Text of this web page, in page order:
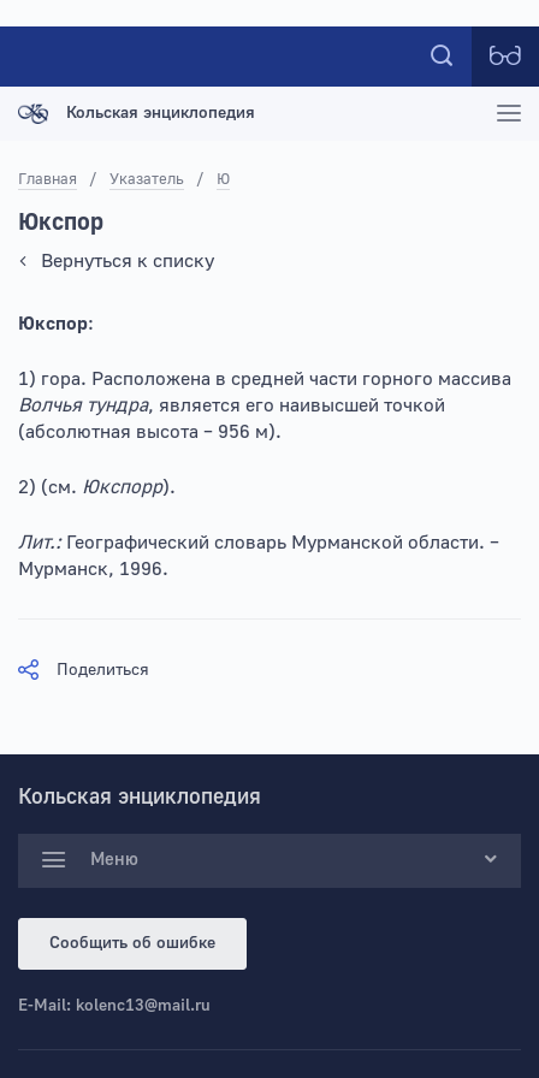
Кольская энциклопедия
Главная / Указатель / Ю
Юкспор
Вернуться к списку
Юкспор:
1) гора. Расположена в средней части горного массива
Волчья тундра, является его наивысшей точкой
(абсолютная высота – 956 м).
2) (см. Юкспорр).
Лит.: Географический словарь Мурманской области. –
Мурманск, 1996.
Поделиться
Кольская энциклопедия
Меню
Сообщить об ошибке
E-Mail: kolenc13@mail.ru